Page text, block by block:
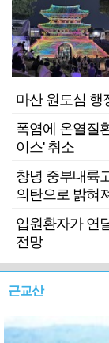
마산 원도심 행
폭염에 온열질
이스' 취소
창녕 중부내륙
의탄으로 밝혀
입원환자가 연
전망
근교산